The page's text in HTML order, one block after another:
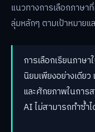
แนวทางการเลือกภาษา
ลุ่มหลักๆ ตามเป้าหมายแ
การเลือกเรียนภาษ
นิยมเพียงอย่างเดีย
และศักยภาพในการ
AI ไม่สามารถทำซ้ำ